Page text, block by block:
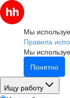
Мы
Правила
Мы
Понятно
Ищу работу